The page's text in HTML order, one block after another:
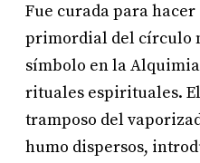
Fue curada para
primordial del círculo
símbolo en la
rituales espirituales.
tramposo del
humo dispersos,